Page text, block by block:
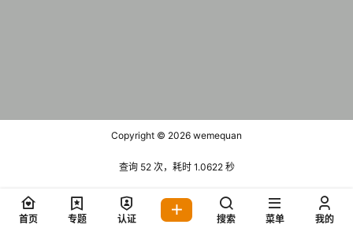
Copyright © 2026 wemequan
查询 52 次，耗时 1.0622 秒
首页 专题 认证 搜索 菜单 我的